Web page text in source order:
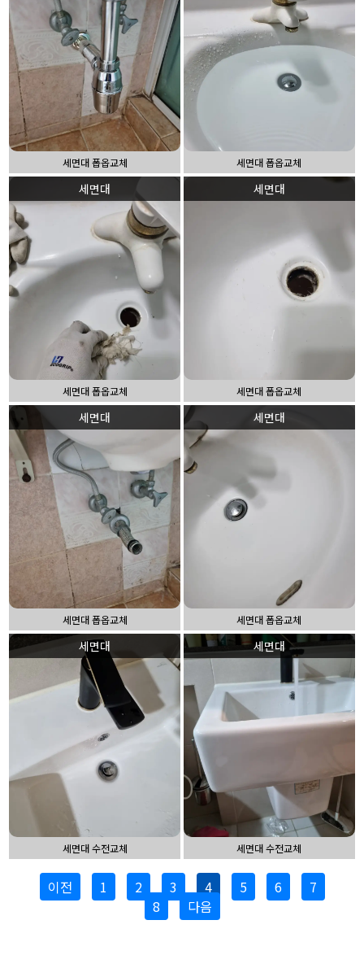
세면대 폽옵교체 세면대 폽옵교체
세면대
세면대 폽옵교체
세면대
세면대 폽옵교체
세면대
세면대 폽옵교체
세면대
세면대 폽옵교체
세면대
세면대 수전교체
세면대
세면대 수전교체
이전 1 2 3 4 5 6
7
8
다음